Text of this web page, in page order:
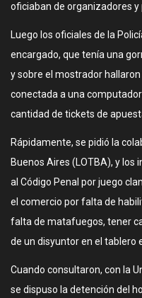
oficiaban de organizadores y
Luego los oficiales de la
encargado, que tenía una
y sobre el mostrador
conectada a una
cantidad de tickets de
Rápidamente, se pidió la
Buenos Aires (LOTBA), y
al Código Penal por juego
el comercio por falta de
falta de matafuegos, tener
de un disyuntor en el tablero
Cuando consultaron, con la
se dispuso la detención del